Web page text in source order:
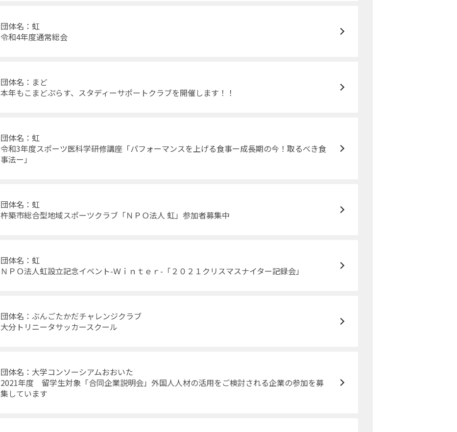
団体名：虹
令和4年度通常総会
団体名：まど
本年もこまどぷらす、スタディーサポートクラブを開催します！！
団体名：虹
令和3年度スポーツ医科学研修講座「パフォーマンスを上げる食事ー成長期の今！取るべき食
事法ー」
団体名：虹
杵築市総合型地域スポーツクラブ「ＮＰＯ法人 虹」参加者募集中
団体名：虹
ＮＰＯ法人虹設立記念イベント-Ｗｉｎｔｅｒ-「２０２１クリスマスナイター記録会」
団体名：ぶんごたかだチャレンジクラブ
大分トリニータサッカースクール
団体名：大学コンソーシアムおおいた
2021年度 留学生対象「合同企業説明会」外国人人材の活用をご検討される企業の参加を募
集しています